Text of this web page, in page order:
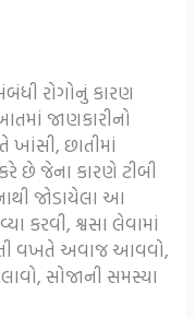
રોગોનું કારણ
જાણકારીનો
છાતીમાં
છે જેના કારણે ટીબી
જોડાયેલા આ
કરવી, શ્વસા લેવામાં
વખતે અવાજ આવવો,
સોજાની સમસ્યા